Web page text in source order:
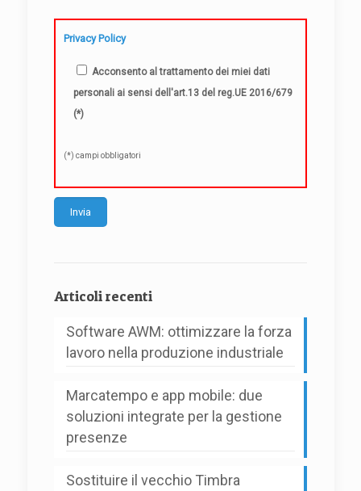
Privacy Policy
Acconsento al trattamento dei miei dati
personali ai sensi dell'art.13 del reg.UE 2016/679
(*)
(*) campi obbligatori
Articoli recenti
Software AWM: ottimizzare la forza
lavoro nella produzione industriale
Marcatempo e app mobile: due
soluzioni integrate per la gestione
presenze
Sostituire il vecchio Timbra